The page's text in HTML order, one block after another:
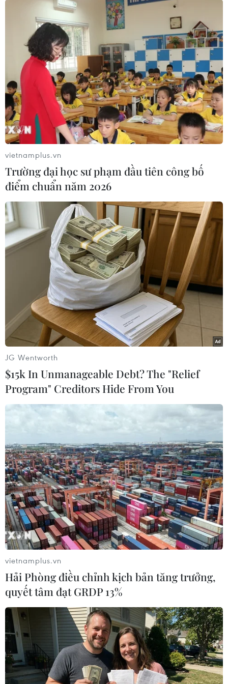
Hội Gióng là một Lễ hội truyền thống hết sức độc đáo trong hơn
8000 lễ hội của Việt Nam, đã được UNESCO công nhận là Di
sản văn hóa phi vật thể đại diện của nhân loại, ngày
16/11/2010. (Ảnh: Anh Tuấn/TTXVN)
Khu di tích đền tháp Mỹ Sơn thuộc xã Duy Phú, huyện Duy
Xuyên (tỉnh Quảng Nam) được UNESCO công nhận là Di sản
văn hóa thế giới, tháng 12/1999. (Ảnh: Trọng Đạt/TTXVN)
Tín ngưỡng thờ cúng Hùng Vương là Di sản văn hóa phi vật thể
của nhân loại, được UNESCO công nhận vào ngày 6/12/2012.
(Ảnh: Quý Trung/TTXVN)
vietnamplus.vn
Trường đại học sư phạm đầu tiên công bố
điểm chuẩn năm 2026
JG Wentworth
$15k In Unmanageable Debt? The "Relief
Program" Creditors Hide From You
vietnamplus.vn
Hải Phòng điều chỉnh kịch bản tăng trưởng,
quyết tâm đạt GRDP 13%